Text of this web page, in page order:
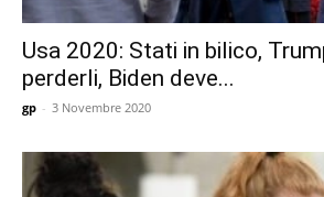
Usa 2020: Stati in bilico,
perderli, Biden deve...
gp - 3 Novembre 2020